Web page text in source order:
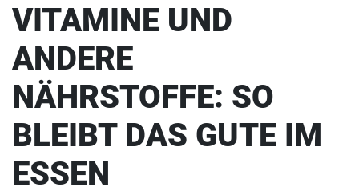
VITAMINE UND
ANDERE
NÄHRSTOFFE: SO
BLEIBT DAS GUTE IM
ESSEN